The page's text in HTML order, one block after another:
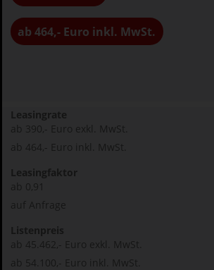
ab 464,- Euro inkl. MwSt.
Leasingrate
ab 390,- Euro exkl. MwSt.
ab 464,- Euro inkl. MwSt.
Leasingfaktor
ab 0,91
auf Anfrage
Listenpreis
ab 45.462,- Euro exkl. MwSt.
ab 54.100,- Euro inkl. MwSt.